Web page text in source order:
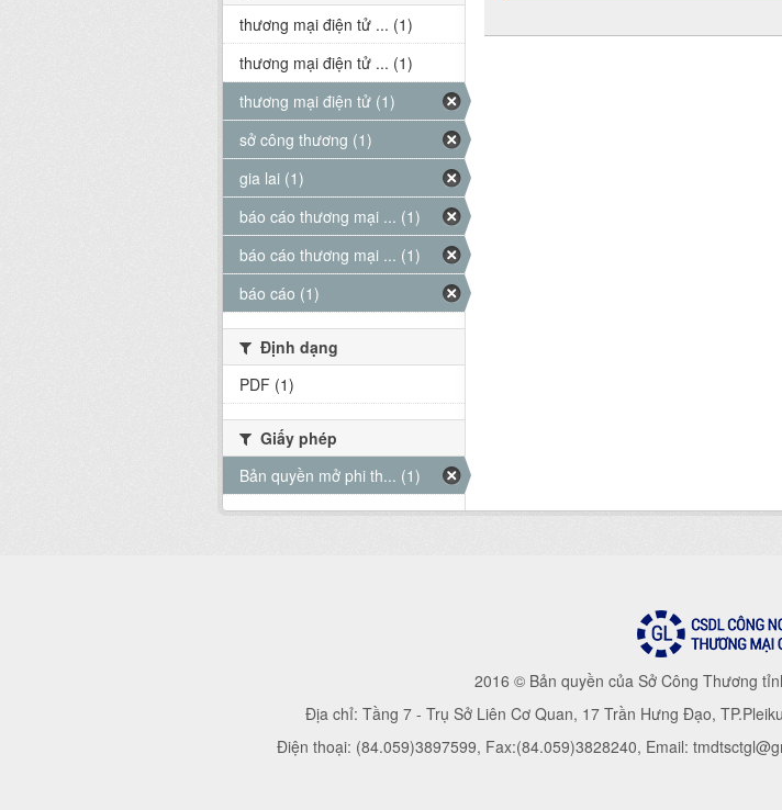
thương mại điện tử ... (1)
thương mại điện tử ... (1)
thương mại điện tử (1)
sở công thương (1)
gia lai (1)
báo cáo thương mại ... (1)
báo cáo thương mại ... (1)
báo cáo (1)
Định dạng
PDF (1)
Giấy phép
Bản quyền mở phi th... (1)
2016 © Bản quyền của Sở Công Thương
Địa chỉ: Tầng 7 - Trụ Sở Liên Cơ Quan, 17 Trần Hưng Đạo,
Điện thoại: (84.059)3897599, Fax:(84.059)3828240, Email: